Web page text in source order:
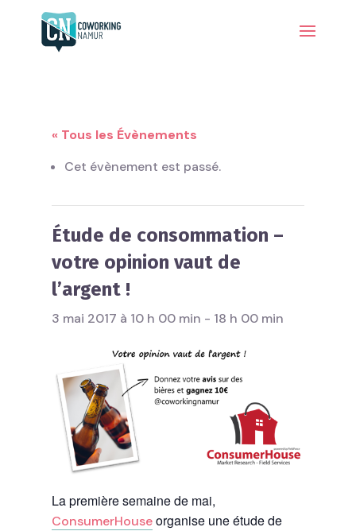
« Tous les Évènements
Cet évènement est passé.
Étude de consommation –
votre opinion vaut de
l’argent !
3 mai 2017 à 10 h 00 min - 18 h 00 min
La première semaine de mai,
ConsumerHouseorganise une étude de